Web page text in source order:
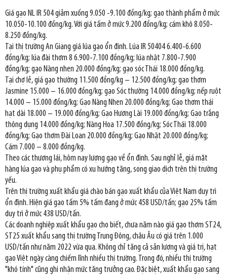
Giá gạo NL IR 504 giảm xuống 9.050 -9.100 đồng/kg; gạo thành phẩm ở mức
10.050-10.100 đồng/kg. Với giá tấm ở mức 9.200 đồng/kg; cám khô 8.050-
8.250 đồng/kg.
Tại thị trường An Giang giá lúa gạo ổn định. Lúa IR 50404 6.400-6.600
đồng/kg; lúa đài thơm 8 6.900-7.100 đồng/kg; lúa nhật 7.800-7.900
đồng/kg; gạo Nàng nhen 20.000 đồng/kg; gạo sóc Thái 18.000 đồng/kg.
Tại chợ lẻ, giá gạo thường 11.500 đồng/kg – 12.500 đồng/kg; gạo thơm
Jasmine 15.000 – 16.000 đồng/kg; gạo Sóc thường 14.000 đồng/kg; nếp ruột
14.000 – 15.000 đồng/kg; Gạo Nàng Nhen 20.000 đồng/kg; Gạo thơm thái
hạt dài 18.000 – 19.000 đồng/kg; Gạo Hương Lài 19.000 đồng/kg; Gạo trắng
thông dụng 14.000 đồng/kg; Nàng Hoa 17.500 đồng/kg; Sóc Thái 18.000
đồng/kg; Gạo thơm Đài Loan 20.000 đồng/kg; Gạo Nhật 20.000 đồng/kg;
Cám 7.000 – 8.000 đồng/kg.
Theo các thương lái, hôm nay lượng gạo về ổn định. Sau nghỉ lễ, giá mặt
hàng lúa gạo và phụ phẩm có xu hướng tăng, song giao dịch trên thị trường
yếu.
Trên thị trường xuất khẩu giá chào bán gạo xuất khẩu của Việt Nam duy trì
ổn định. Hiện giá gạo tấm 5% tấm đang ở mức 458 USD/tấn; gạo 25% tấm
duy trì ở mức 438 USD/tấn.
Các doanh nghiệp xuất khẩu gạo cho biết, chưa năm nào giá gạo thơm ST24,
ST25 xuất khẩu sang thị trường Trung Đông, châu Âu có giá trên 1.000
USD/tấn như năm 2022 vừa qua. Không chỉ tăng cả sản lượng và giá trị, hạt
gạo Việt ngày càng chiếm lĩnh nhiều thị trường. Trong đó, nhiều thị trường
"khó tính" cũng ghi nhận mức tăng trưởng cao. Đặc biệt, xuất khẩu gạo sang